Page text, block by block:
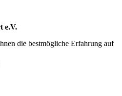
e.V.
die bestmögliche Erfahrung auf